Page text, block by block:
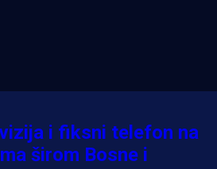
i fiksni telefon na
širom Bosne i